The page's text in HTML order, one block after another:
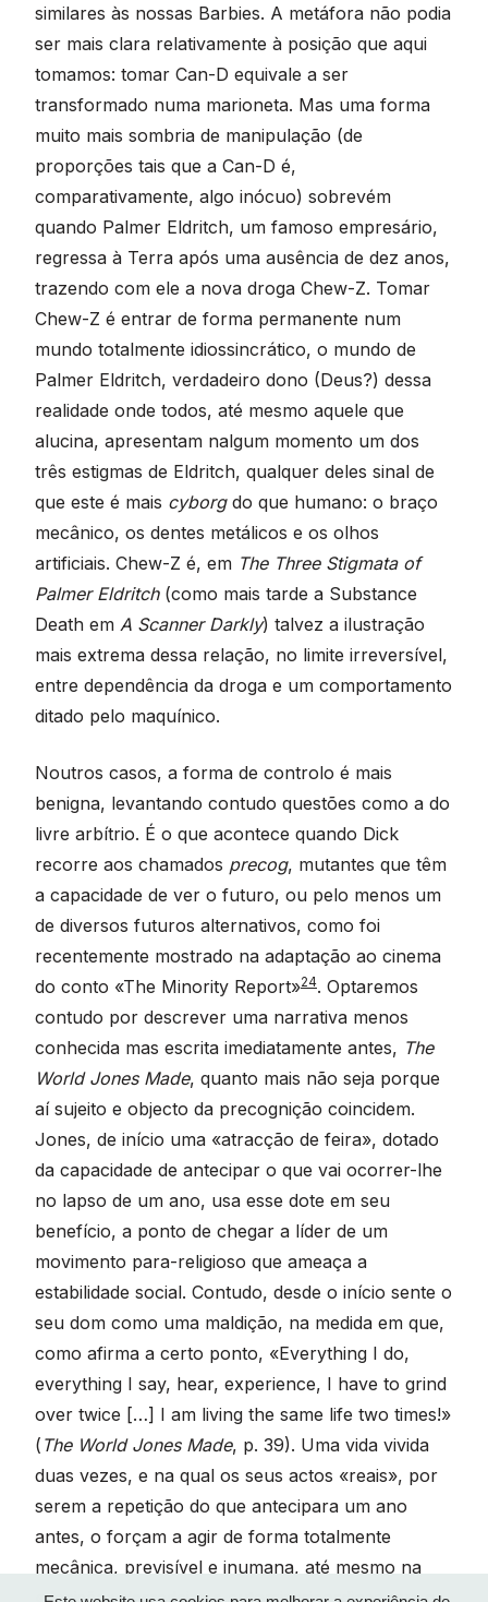
similares às nossas Barbies. A metáfora não podia
ser mais clara relativamente à posição que aqui
tomamos: tomar Can-D equivale a ser
transformado numa marioneta. Mas uma forma
muito mais sombria de manipulação (de
proporções tais que a Can-D é,
comparativamente, algo inócuo) sobrevém
quando Palmer Eldritch, um famoso empresário,
regressa à Terra após uma ausência de dez anos,
trazendo com ele a nova droga Chew-Z. Tomar
Chew-Z é entrar de forma permanente num
mundo totalmente idiossincrático, o mundo de
Palmer Eldritch, verdadeiro dono (Deus?) dessa
realidade onde todos, até mesmo aquele que
alucina, apresentam nalgum momento um dos
três estigmas de Eldritch, qualquer deles sinal de
que este é mais cyborgdo que humano: o braço
mecânico, os dentes metálicos e os olhos
artificiais. Chew-Z é, em The Three Stigmata of
Palmer Eldritch(como mais tarde a Substance
Death em A Scanner Darkly) talvez a ilustração
mais extrema dessa relação, no limite irreversível,
entre dependência da droga e um comportamento
ditado pelo maquínico.
Noutros casos, a forma de controlo é mais
benigna, levantando contudo questões como a do
livre arbítrio. É o que acontece quando Dick
recorre aos chamados precog, mutantes que têm
a capacidade de ver o futuro, ou pelo menos um
de diversos futuros alternativos, como foi
recentemente mostrado na adaptação ao cinema
do conto «The Minority Report»24. Optaremos
contudo por descrever uma narrativa menos
conhecida mas escrita imediatamente antes, The
World Jones Made, quanto mais não seja porque
aí sujeito e objecto da precognição coincidem.
Jones, de início uma «atracção de feira», dotado
da capacidade de antecipar o que vai ocorrer-lhe
no lapso de um ano, usa esse dote em seu
benefício, a ponto de chegar a líder de um
movimento para-religioso que ameaça a
estabilidade social. Contudo, desde o início sente o
seu dom como uma maldição, na medida em que,
como afirma a certo ponto, «Everything I do,
everything I say, hear, experience, I have to grind
over twice […] I am living the same life two times!»
( The World Jones Made, p. 39). Uma vida vivida
duas vezes, e na qual os seus actos «reais», por
serem a repetição do que antecipara um ano
antes, o forçam a agir de forma totalmente
mecânica, previsível e inumana, até mesmo na
«decisão» derradeira e automisericordiosa que o